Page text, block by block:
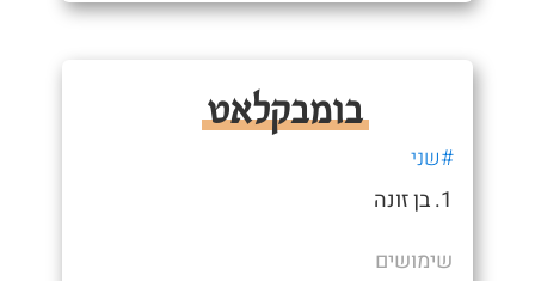
בומבקלאט
#שני
1. בן זונה
שימושים